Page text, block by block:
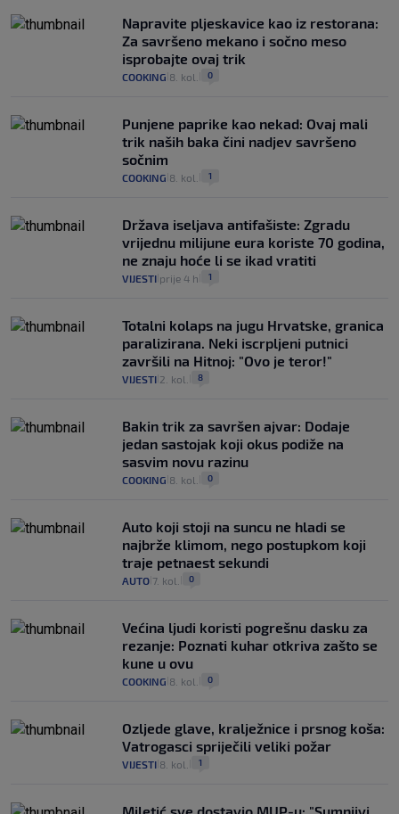
Napravite pljeskavice kao iz restorana:
Za savršeno mekano i sočno meso
isprobajte ovaj trik
COOKING 8. kol. 0
Punjene paprike kao nekad: Ovaj mali
trik naših baka čini nadjev savršeno
sočnim
COOKING 8. kol. 1
Država iseljava antifašiste: Zgradu
vrijednu milijune eura koriste 70 godina,
ne znaju hoće li se ikad vratiti
VIJESTI prije 4 h 1
Totalni kolaps na jugu Hrvatske, granica
paralizirana. Neki iscrpljeni putnici
završili na Hitnoj: "Ovo je teror!"
VIJESTI 2. kol. 8
Bakin trik za savršen ajvar: Dodaje
jedan sastojak koji okus podiže na
sasvim novu razinu
COOKING 8. kol. 0
Auto koji stoji na suncu ne hladi se
najbrže klimom, nego postupkom koji
traje petnaest sekundi
AUTO 7. kol. 0
Većina ljudi koristi pogrešnu dasku za
rezanje: Poznati kuhar otkriva zašto se
kune u ovu
COOKING 8. kol. 0
Ozljede glave, kralježnice i prsnog koša:
Vatrogasci spriječili veliki požar
VIJESTI 8. kol. 1